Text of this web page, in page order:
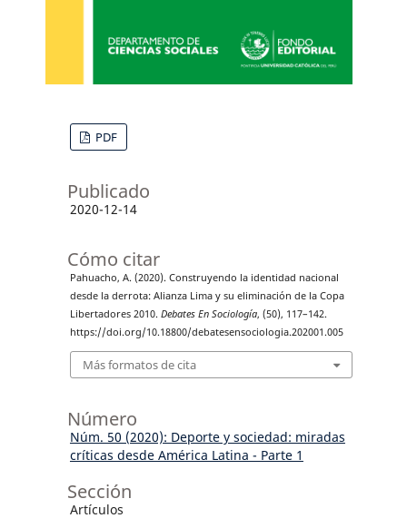
PDF
Publicado
2020-12-14
Cómo citar
Pahuacho, A. (2020). Construyendo la identidad nacional
desde la derrota: Alianza Lima y su eliminación de la Copa
Libertadores 2010. Debates En Sociología, (50), 117–142.
https://doi.org/10.18800/debatesensociologia.202001.005
Más formatos de cita
Número
Núm. 50 (2020): Deporte y sociedad: miradas
críticas desde América Latina - Parte 1
Sección
Artículos